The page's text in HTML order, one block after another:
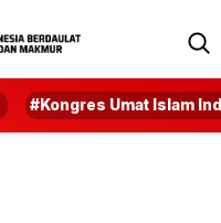
#Kongres Umat Islam